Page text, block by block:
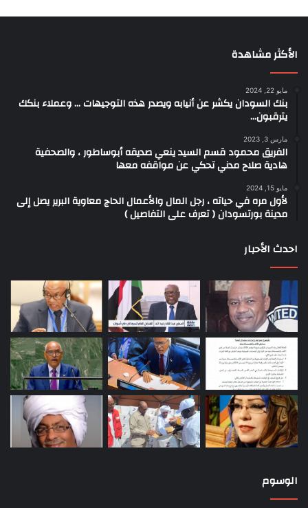
الأكثر مشاهدة
مايو 22, 2024
بنك السودان يكشر عن أنيابه ويصدر هذه التوجيهات … وعملاء بنكك
يترقبون…
مارس 3, 2023
الفريق محمود قسم السيد ينعي صديقه أبوساطور ، والصحفية
هادية صلاح مدني تحكي عن مواقفه معها
مايو 15, 2024
لأول مره في حياته ، رجل المال والأعمال الحاج معاوية البرير يصل إلى
مدينة بورتسودان ( تعرف على التفاصيل )
احدث الأحبار
الوسوم